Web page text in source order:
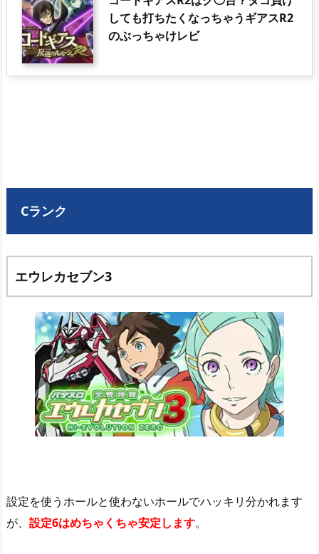
しても打ちたくなっちゃうギアスR2
のぶっちゃけレビ
Cランク
エウレカセブン3
設定を使うホールと使わないホールでハッキリ分かれます
が、 設定6はめちゃくちゃ安定します。